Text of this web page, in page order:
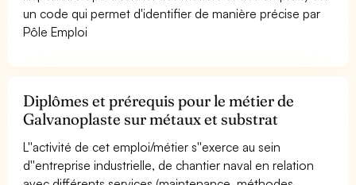
un code qui permet d'identifier de manière précise par
Pôle Emploi
Diplômes et prérequis pour le métier de
Galvanoplaste sur métaux et substrat
L''activité de cet emploi/métier s''exerce au sein
d''entreprise industrielle, de chantier naval en relation